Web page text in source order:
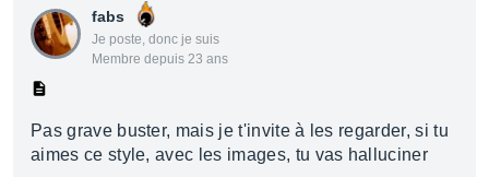
fabs
Je poste, donc je suis
Membre depuis 23 ans
Pas grave buster, mais je t'invite à les regarder, si tu
aimes ce style, avec les images, tu vas halluciner